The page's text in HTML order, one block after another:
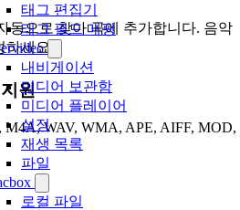
태그 편집기
태그 필드 매핑
내비게이션
미디어 보관함
미디어 플레이어
설정
재생 목록
파일
로컬 파일
동으로 찾아 곡에 추가합니다. 음악
세요.
원
M4A, WAV, WMA, APE, AIFF, MOD,